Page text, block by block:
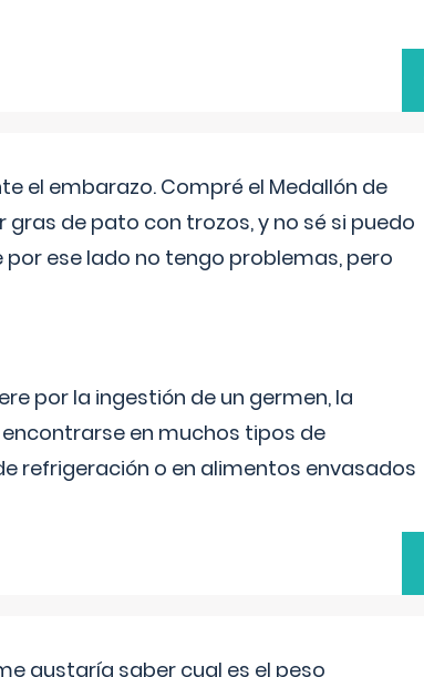
el embarazo. Compré el Medallón de
de pato con trozos, y no sé si puedo
ese lado no tengo problemas, pero
por la ingestión de un germen, la
en muchos tipos de
refrigeración o en alimentos envasados
gustaría saber cual es el peso